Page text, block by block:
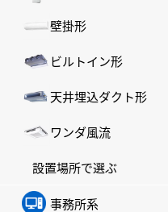
壁掛形
ビルトイン形
天井埋込ダクト形
ワンダ風流
設置場所で選ぶ
事務所系